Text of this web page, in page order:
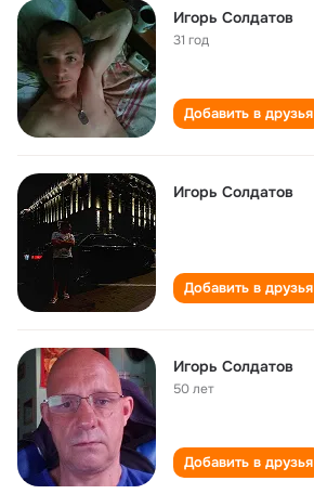
Игорь Солдатов
31 год
Добавить в друзья
Игорь Солдатов
Добавить в друзья
Игорь Солдатов
50 лет
Добавить в друзья